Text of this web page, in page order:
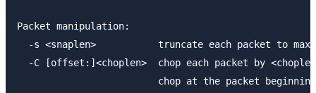
Packet manipulation:
-s <snaplen>           truncate each packet to
-C [offset:]<choplen>  chop each packet by
chop at the packet